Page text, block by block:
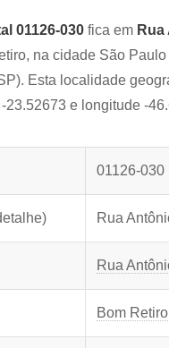
01126-030 fica em
na cidade São
Esta localidade
23.52673 e longitude -
01126-030
Rua
Rua
Bom Retiro